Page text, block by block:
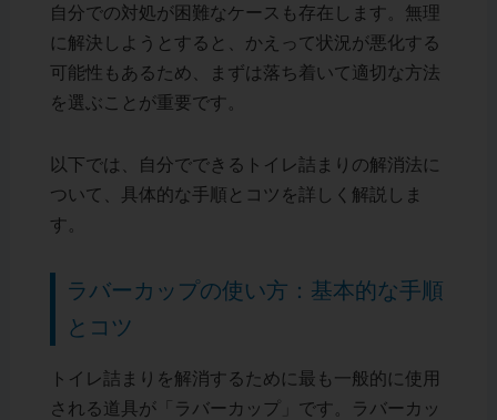
自分での対処が困難なケースも存在します。無理
に解決しようとすると、かえって状況が悪化する
可能性もあるため、まずは落ち着いて適切な方法
を選ぶことが重要です。
以下では、自分でできるトイレ詰まりの解消法に
ついて、具体的な手順とコツを詳しく解説しま
す。
ラバーカップの使い方：基本的な手順
とコツ
トイレ詰まりを解消するために最も一般的に使用
される道具が「ラバーカップ」です。ラバーカッ